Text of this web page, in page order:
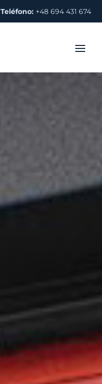
Teléfono: +48 694 431 674